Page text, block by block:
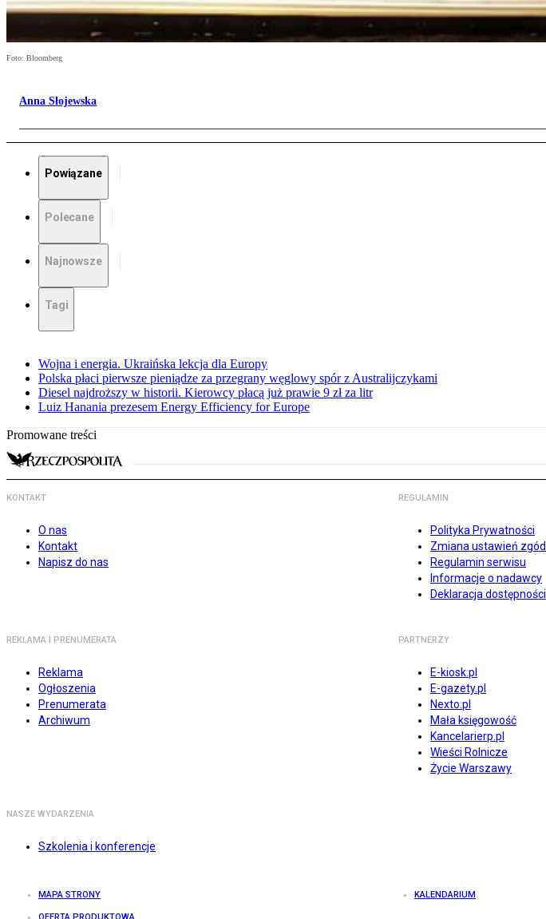
Foto: Bloomberg
Anna Słojewska
Powiązane
Polecane
Najnowsze
Tagi
Wojna i energia. Ukraińska lekcja dla Europy
Polska płaci pierwsze pieniądze za przegrany węglowy spór z Australijczykami
Diesel najdroższy w historii. Kierowcy płacą już prawie 9 zł za litr
Luiz Hanania prezesem Energy Efficiency for Europe
Promowane treści
KONTAKT
O nas
Kontakt
Napisz do nas
REGULAMIN
Polityka Prywatności
Zmiana ustawień zgód
Regulamin serwisu
Informacje o nadawcy
Deklaracja dostępności
REKLAMA I PRENUMERATA
Reklama
Ogłoszenia
Prenumerata
Archiwum
PARTNERZY
E-kiosk.pl
E-gazety.pl
Nexto.pl
Mała księgowość
Kancelarierp.pl
Wieści Rolnicze
Życie Warszawy
NASZE WYDARZENIA
Szkolenia i konferencje
MAPA STRONY KALENDARIUM